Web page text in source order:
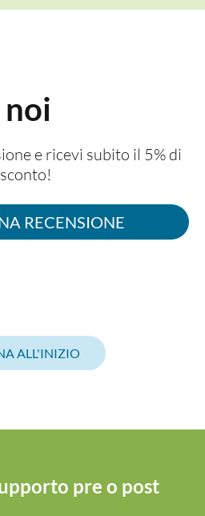
e ricevi subito il 5% di
sconto!
RECENSIONE
ALL'INIZIO
pre o post